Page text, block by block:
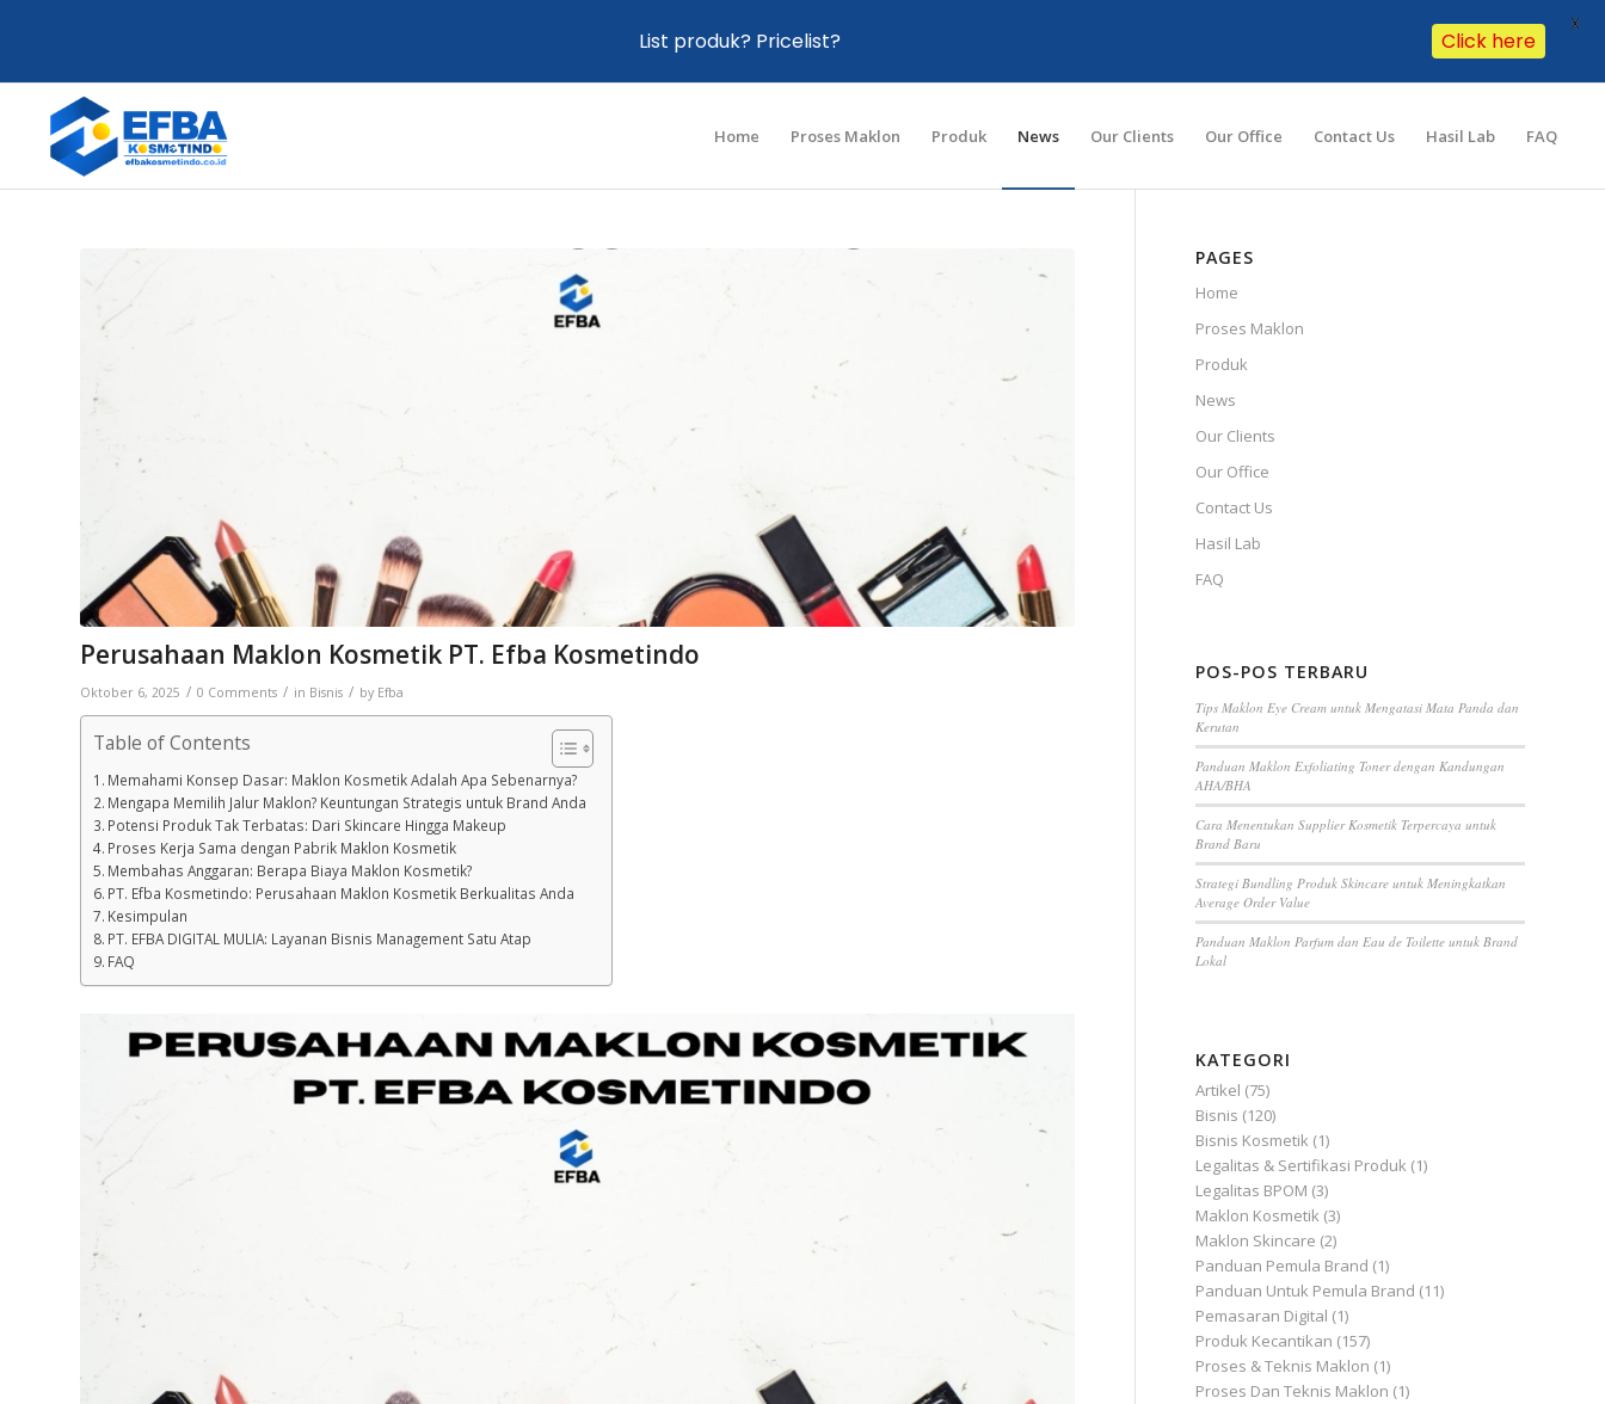
Home Proses Maklon Produk News Our Clients Our Office Contact Us Hasil Lab FAQ
Perusahaan Maklon Kosmetik PT. Efba Kosmetindo
Oktober 6, 2025 / 0 Comments / in Bisnis / by Efba
Table of Contents
Memahami Konsep Dasar: Maklon Kosmetik Adalah Apa Sebenarnya?
Mengapa Memilih Jalur Maklon? Keuntungan Strategis untuk Brand Anda
Potensi Produk Tak Terbatas: Dari Skincare Hingga Makeup
Proses Kerja Sama dengan Pabrik Maklon Kosmetik
Membahas Anggaran: Berapa Biaya Maklon Kosmetik?
PT. Efba Kosmetindo: Perusahaan Maklon Kosmetik Berkualitas Anda
Kesimpulan
PT. EFBA DIGITAL MULIA: Layanan Bisnis Management Satu Atap
FAQ
PAGES
Home
Proses Maklon
Produk
News
Our Clients
Our Office
Contact Us
Hasil Lab
FAQ
POS-POS TERBARU
Tips Maklon Eye Cream untuk Mengatasi Mata Panda dan
Kerutan
Panduan Maklon Exfoliating Toner dengan Kandungan
AHA/BHA
Cara Menentukan Supplier Kosmetik Terpercaya untuk
Brand Baru
Strategi Bundling Produk Skincare untuk Meningkatkan
Average Order Value
Panduan Maklon Parfum dan Eau de Toilette untuk Brand
Lokal
KATEGORI
Artikel (75)
Bisnis (120)
Bisnis Kosmetik (1)
Legalitas & Sertifikasi Produk (1)
Legalitas BPOM (3)
Maklon Kosmetik (3)
Maklon Skincare (2)
Panduan Pemula Brand (1)
Panduan Untuk Pemula Brand (11)
Pemasaran Digital (1)
Produk Kecantikan (157)
Proses & Teknis Maklon (1)
Proses Dan Teknis Maklon (1)
List produk? Pricelist? Click here
X